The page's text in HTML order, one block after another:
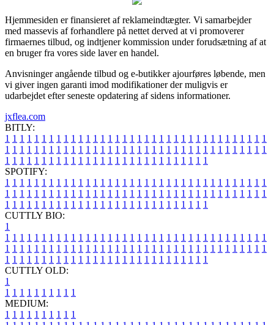
Hjemmesiden er finansieret af reklameindtægter. Vi samarbejder
med massevis af forhandlere på nettet derved at vi promoverer
firmaernes tilbud, og indtjener kommission under forudsætning af at
en bruger fra vores side laver en handel.
Anvisninger angående tilbud og e-butikker ajourføres løbende, men
vi giver ingen garanti imod modifikationer der muligvis er
udarbejdet efter seneste opdatering af sidens informationer.
jxflea.com
BITLY:
1 1 1 1 1 1 1 1 1 1 1 1 1 1 1 1 1 1 1 1 1 1 1 1 1 1 1 1 1 1 1 1 1 1 1 1
1 1 1 1 1 1 1 1 1 1 1 1 1 1 1 1 1 1 1 1 1 1 1 1 1 1 1 1 1 1 1 1 1 1 1 1
1 1 1 1 1 1 1 1 1 1 1 1 1 1 1 1 1 1 1 1 1 1 1 1 1 1 1 1
SPOTIFY:
1 1 1 1 1 1 1 1 1 1 1 1 1 1 1 1 1 1 1 1 1 1 1 1 1 1 1 1 1 1 1 1 1 1 1 1
1 1 1 1 1 1 1 1 1 1 1 1 1 1 1 1 1 1 1 1 1 1 1 1 1 1 1 1 1 1 1 1 1 1 1 1
1 1 1 1 1 1 1 1 1 1 1 1 1 1 1 1 1 1 1 1 1 1 1 1 1 1 1 1
CUTTLY BIO:
1
1 1 1 1 1 1 1 1 1 1 1 1 1 1 1 1 1 1 1 1 1 1 1 1 1 1 1 1 1 1 1 1 1 1 1 1
1 1 1 1 1 1 1 1 1 1 1 1 1 1 1 1 1 1 1 1 1 1 1 1 1 1 1 1 1 1 1 1 1 1 1 1
1 1 1 1 1 1 1 1 1 1 1 1 1 1 1 1 1 1 1 1 1 1 1 1 1 1 1 1
CUTTLY OLD:
1
1 1 1 1 1 1 1 1 1 1
MEDIUM:
1 1 1 1 1 1 1 1 1 1